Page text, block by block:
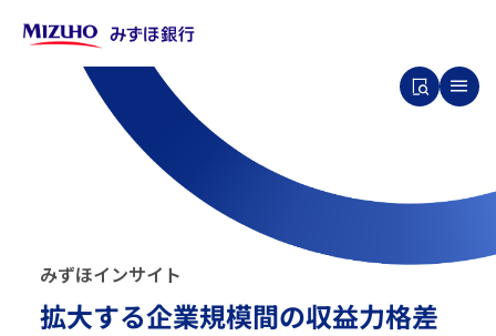
みずほインサイ ト
拡大する企業規模間の収益力格差